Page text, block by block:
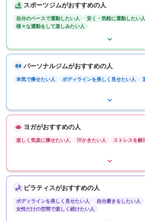
スポーツジムがおすすめの人
自分のペースで運動したい人
安く・気軽に運動したい人
様々な運動をして楽しみたい人
パーソナルジムがおすすめの人
本気で痩せたい人 ボディラインを美しく見せたい人
ヨガがおすすめの人
楽しく気楽に痩せたい人 汗かきたい人 ストレスを解
ピラティスがおすすめの人
ボディラインを美しく見せたい人
自分磨きをしたい人
女性だけの空間で楽しく続けたい人